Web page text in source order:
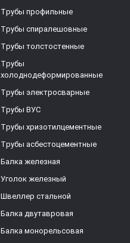
Трубы профильные
Трубы спиралешовные
Трубы толстостенные
Трубы
холоднодеформированные
Трубы электросварные
Трубы ВУС
Трубы хризотилцементные
Трубы асбестоцементные
Балка железная
Уголок железный
Швеллер стальной
Балка двутавровая
Балка монорельсовая